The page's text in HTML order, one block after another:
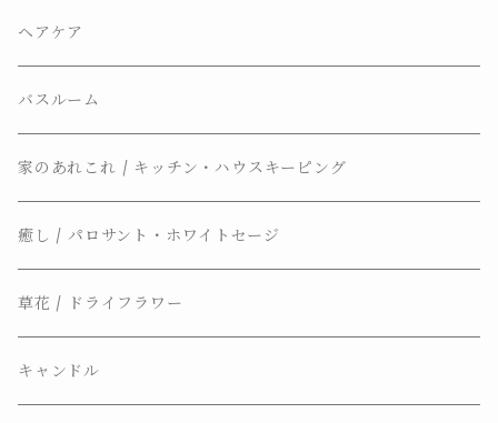
ヘアケア
バスルーム
家のあれこれ / キッチン・ハウスキーピング
癒し / パロサント・ホワイトセージ
草花 / ドライフラワー
キャンドル